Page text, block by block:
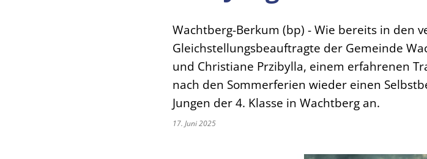
Wachtberg-Berkum (bp) - Wie bereits in den
Gleichstellungsbeauftragte der Gemeinde
und Christiane Przibylla, einem erfahrenen
nach den Sommerferien wieder einen
Jungen der 4. Klasse in Wachtberg an.
17. Juni 2025